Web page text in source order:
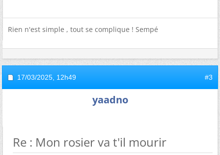
Rien n'est simple , tout se complique ! Sempé
17/03/2025, 12h49 #3
yaadno
Re : Mon rosier va t'il mourir